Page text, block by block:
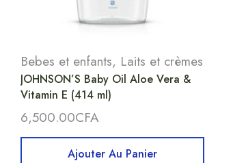
Bebes et enfants, Laits et crèmes
JOHNSON’S Baby Oil Aloe Vera &
Vitamin E (414 ml)
6,500.00CFA
Ajouter Au Panier